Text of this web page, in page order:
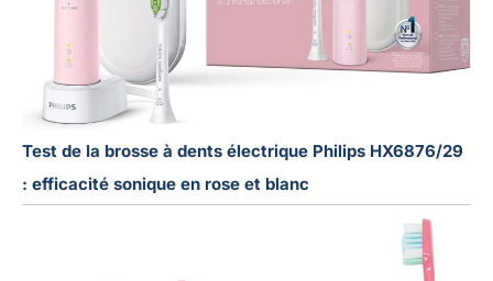
Test de la brosse à dents électrique Philips HX6876/29
: efficacité sonique en rose et blanc